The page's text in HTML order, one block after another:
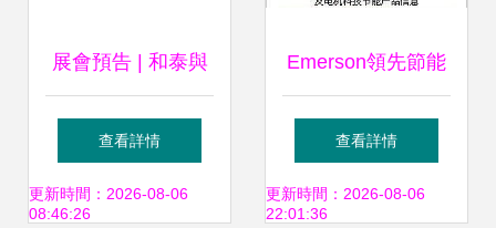
展會預告 | 和泰與
您相約第六屆廣州
國際生物技術大會
查看詳情
更新時間：2026-08-06
08:46:26
Emerson領先節能
技術亮相上海科學
節能展示館，賦能
查看詳情
更新時間：2026-08-06
22:01:36